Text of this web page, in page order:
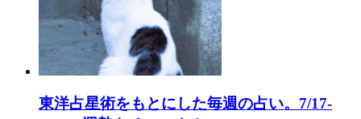
東洋占星術をもとにした毎週の占い。7/17-